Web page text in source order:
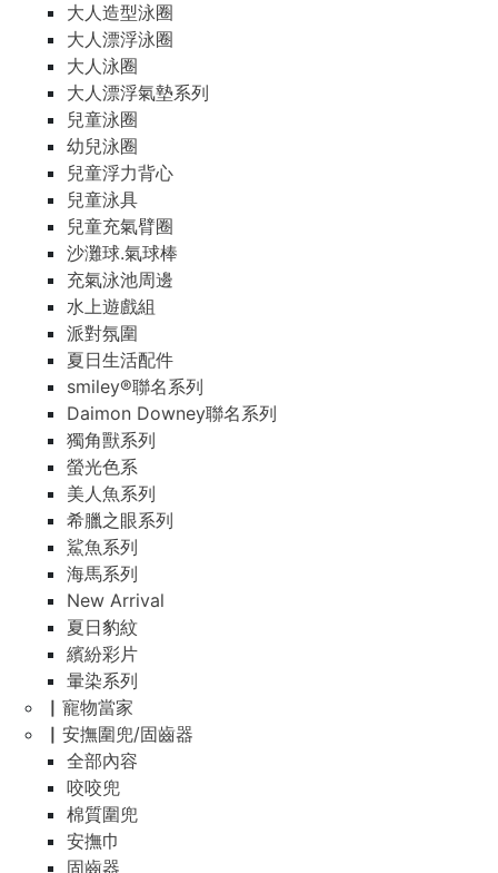
大人造型泳圈
大人漂浮泳圈
大人泳圈
大人漂浮氣墊系列
兒童泳圈
幼兒泳圈
兒童浮力背心
兒童泳具
兒童充氣臂圈
沙灘球.氣球棒
充氣泳池周邊
水上遊戲組
派對氛圍
夏日生活配件
smiley®聯名系列
Daimon Downey聯名系列
獨角獸系列
螢光色系
美人魚系列
希臘之眼系列
鯊魚系列
海馬系列
New Arrival
夏日豹紋
繽紛彩片
暈染系列
▏寵物當家
▏安撫圍兜/固齒器
全部內容
咬咬兜
棉質圍兜
安撫巾
固齒器